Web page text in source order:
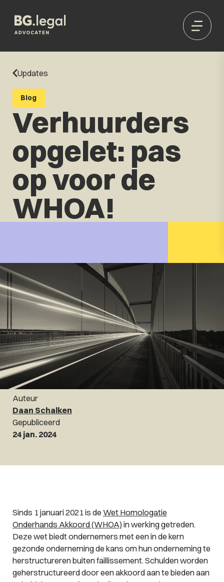
Updates
Blog
Verhuurders
opgelet: pas
op voor de
WHOA!
Auteur
Daan Schalken
Gepubliceerd
24 jan. 2024
Sinds 1 januari 2021 is de Wet Homologatie
Onderhands Akkoord (WHOA)in werking getreden.
Deze wet biedt ondernemers met een in de kern
gezonde onderneming de kans om hun onderneming te
herstructureren buiten faillissement. Schulden worden
geherstructureerd door een akkoord aan te bieden aan